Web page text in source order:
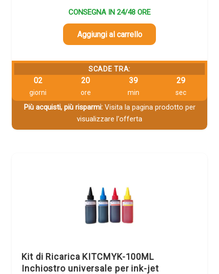
CONSEGNA IN 24/48 ORE
Aggiungi al carrello
SCADE TRA:
02
giorni
20
ore
39
min
29
sec
Più acquisti, più risparmi:Visita la pagina prodotto per
visualizzare l'offerta
Kit di Ricarica KITCMYK-100ML
Inchiostro universale per ink-jet